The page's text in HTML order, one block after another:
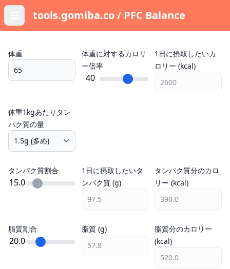
tools.gomiba.co/ PFC Balance
体重
体重に対するカロリ
ー倍率
40
1日に摂取したいカ
ロリー (kcal)
体重1kgあたりタン
パク質の量
タンパク質割合
15.0
1日に摂取したいタ
ンパク質 (g)
タンパク質分のカロ
リー (kcal)
脂質割合
20.0
脂質 (g)
脂質分のカロリー
(kcal)